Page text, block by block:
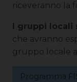
riceveranno la
I gruppi locali
che avranno
gruppo locale
Programma